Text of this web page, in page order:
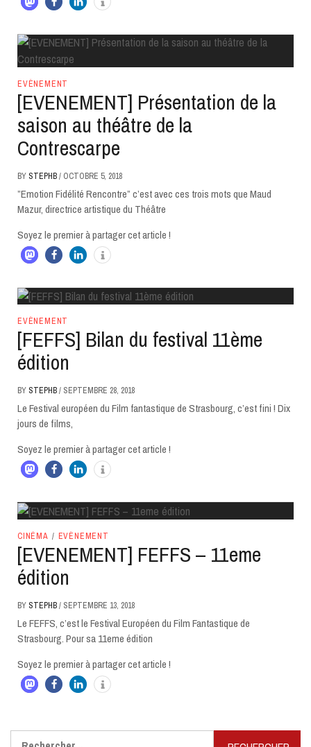
EVÈNEMENT
[EVENEMENT] Présentation de la
saison au théâtre de la
Contrescarpe
BY STEPHB/ OCTOBRE 5, 2018
”Emotion Fidélité Rencontre” c’est avec ces trois mots que Maud
Mazur, directrice artistique du Théâtre
Soyez le premier à partager cet article !
EVÈNEMENT
[FEFFS] Bilan du festival 11ème
édition
BY STEPHB/ SEPTEMBRE 28, 2018
Le Festival européen du Film fantastique de Strasbourg, c’est fini ! Dix
jours de films,
Soyez le premier à partager cet article !
CINÉMA / EVÈNEMENT
[EVENEMENT] FEFFS – 11eme
édition
BY STEPHB/ SEPTEMBRE 13, 2018
Le FEFFS, c’est le Festival Européen du Film Fantastique de
Strasbourg. Pour sa 11eme édition
Soyez le premier à partager cet article !
Rechercher :